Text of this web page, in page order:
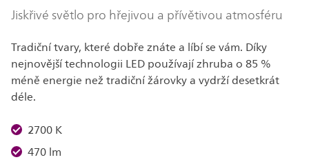
Jiskřivé světlo pro hřejivou a přívětivou atmosféru
Tradiční tvary, které dobře znáte a líbí se vám. Díky
nejnovější technologii LED používají zhruba o 85 %
méně energie než tradiční žárovky a vydrží desetkrát
déle.
2700 K
470 lm